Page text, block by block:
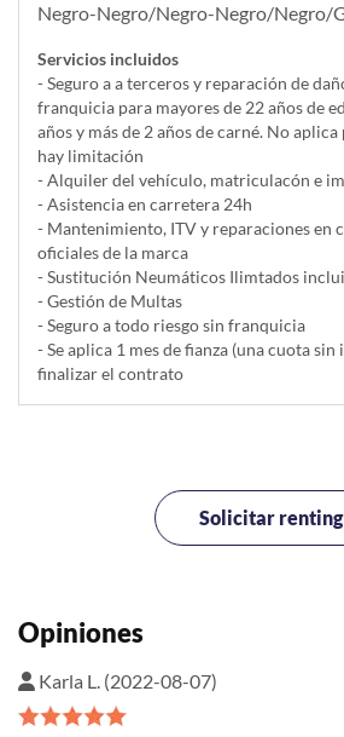
Negro-Negro/Negro-Negro/Negro/
Servicios incluidos
- Seguro a a terceros y reparación de
franquicia para mayores de 22 años de
años y más de 2 años de carné. No
hay limitación
- Alquiler del vehí­culo, matriculacón e
- Asistencia en carretera 24h
- Mantenimiento, ITV y reparaciones en
oficiales de la marca
- Sustitución Neumáticos Ilimtados
- Gestión de Multas
- Seguro a todo riesgo sin franquicia
- Se aplica 1 mes de fianza (una cuota sin
finalizar el contrato
Solicitar renting
Opiniones
Karla L. (2022-08-07)